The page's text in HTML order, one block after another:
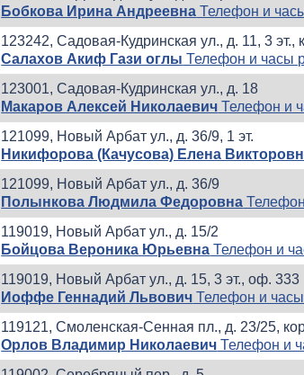
Бобкова Ирина Андреевна Телефон и
123242, Садовая-Кудринская ул., д. 11, 3 эт.,
Салахов Акиф Гази оглы Телефон и часы
123001, Садовая-Кудринская ул., д. 18
Макаров Алексей Николаевич Телефон и
121099, Новый Арбат ул., д. 36/9, 1 эт.
Никифорова (Качусова) Елена
121099, Новый Арбат ул., д. 36/9
Полынкова Людмила Федоровна
119019, Новый Арбат ул., д. 15/2
Бойцова Вероника Юрьевна Телефон и
119019, Новый Арбат ул., д. 15, 3 эт., оф. 333
Иоффе Геннадий Львович Телефон и
119121, Смоленская-Сенная пл., д. 23/25,
Орлов Владимир Николаевич Телефон и